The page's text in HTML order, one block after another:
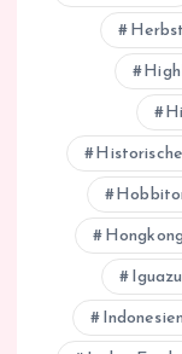
Hongkong
Iguazu
Indonesien